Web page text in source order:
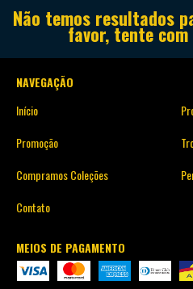
Não temos resultados
favor, tente
NAVEGAÇÃO
Início
Promoção
Compramos Coleções
Contato
MEIOS DE PAGAMENTO